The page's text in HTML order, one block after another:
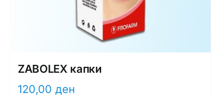
ZABOLEX капки
120,00 ден